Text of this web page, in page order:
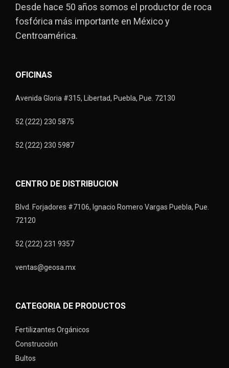
Desde hace 50 años somos el productor de roca
fosfórica más importante en México y
Centroamérica.
OFICINAS
Avenida Gloria #315, Libertad, Puebla, Pue. 72130
52 (222) 230 5875
52 (222) 230 5987
CENTRO DE DISTRIBUCION
Blvd. Forjadores #7106, Ignacio Romero Vargas Puebla, Pue.
72120
52 (222) 231 9357
ventas@geosa.mx
CATEGORIA DE PRODUCTOS
Fertilizantes Orgánicos
Construcción
Bultos